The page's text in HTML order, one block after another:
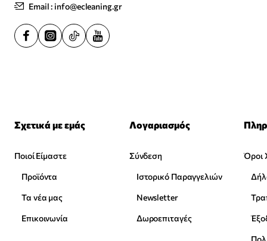
Email : info@ecleaning.gr
Σχετικά με εμάς
Ποιοί Είμαστε
Προϊόντα
Τα νέα μας
Επικοινωνία
Λογαριασμός
Σύνδεση
Ιστορικό Παραγγελιών
Newsletter
Δωροεπιταγές
Όροι